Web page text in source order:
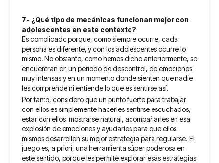
7- ¿Qué tipo de mecánicas funcionan mejor con
adolescentes en este contexto?
Es complicado porque, como siempre ocurre, cada
persona es diferente, y con los adolescentes ocurre lo
mismo. No obstante, como hemos dicho anteriormente, se
encuentran en un periodo de descontrol, de emociones
muy intensas y en un momento donde sienten que nadie
les comprende ni entiende lo que es sentirse así.
Por tanto, considero que un punto fuerte para trabajar
con ellos es simplemente hacerles sentirse escuchados,
estar con ellos, mostrarse natural, acompañarles en esa
explosión de emociones y ayudarles para que ellos
mismos desarrollen su mejor estrategia para regularse. El
juego es, a priori, una herramienta súper poderosa en
este sentido, porque les permite explorar esas estrategias